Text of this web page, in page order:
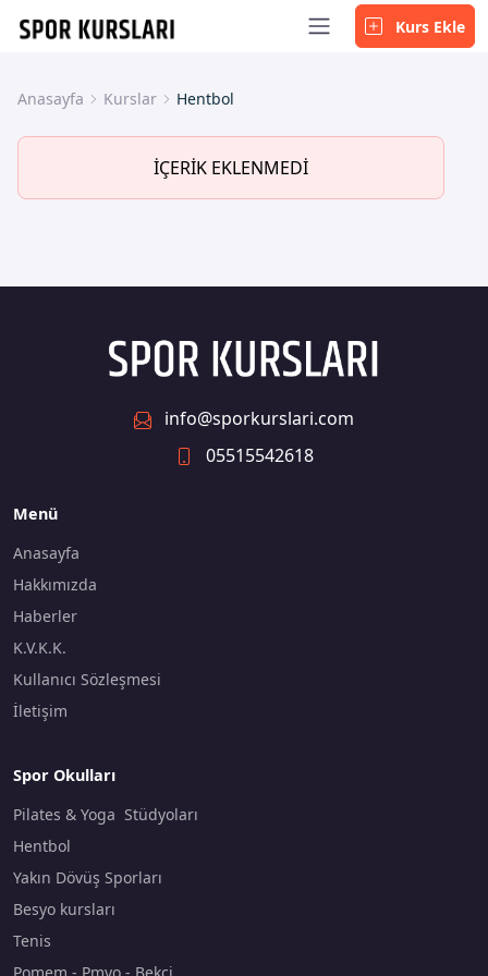
Kurs Ekle
Anasayfa Kurslar Hentbol
İÇERİK EKLENMEDİ
info@sporkurslari.com
05515542618
Menü
Anasayfa
Hakkımızda
Haberler
K.V.K.K.
Kullanıcı Sözleşmesi
İletişim
Spor Okulları
Pilates & Yoga Stüdyoları
Hentbol
Yakın Dövüş Sporları
Besyo kursları
Tenis